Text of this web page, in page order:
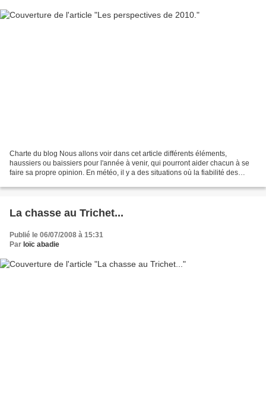
Charte du blog Nous allons voir dans cet article différents éléments,
haussiers ou baissiers pour l'année à venir, qui pourront aider chacun à se
faire sa propre opinion. En météo, il y a des situations où la fiabilité des
La chasse au Trichet...
Publié le 06/07/2008 à 15:31
Par loïc abadie